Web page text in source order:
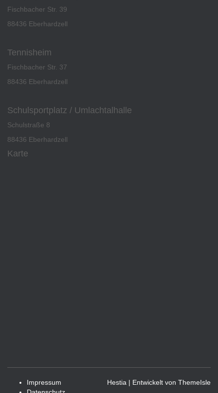
Fischbacher Str. 39
88436 Eberhardzell
Tennisheim
Fischbacher Str. 37
88436 Eberhardzell
Schulsportplatz / Umlachtalhalle
Schulstraße 8
88436 Eberhardzell
Karte
Impressum
Hestia | Entwickelt von ThemeIsle